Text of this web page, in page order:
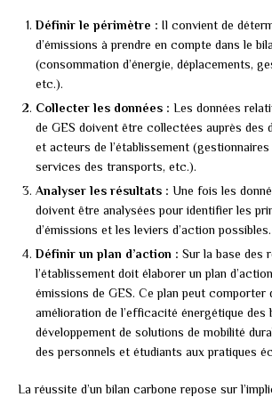
Définir le périmètre : Il convient de
d’émissions à prendre en compte dans le
(consommation d’énergie, déplacements,
etc.).
Collecter les données : Les données
de GES doivent être collectées auprès des
et acteurs de l’établissement
services des transports, etc.).
Analyser les résultats : Une fois les
doivent être analysées pour identifier les
d’émissions et les leviers d’action possibles.
Définir un plan d’action : Sur la base des
l’établissement doit élaborer un plan
émissions de GES. Ce plan peut comporter
amélioration de l’efficacité énergétique des
développement de solutions de mobilité
des personnels et étudiants aux pratiques
La réussite d’un bilan carbone repose sur